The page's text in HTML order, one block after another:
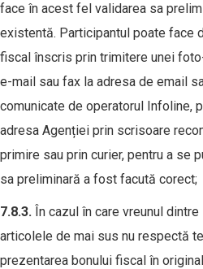
face în acest fel validarea sa
existentă. Participantul poate face
fiscal înscris prin trimitere unei
e-mail sau fax la adresa de email
comunicate de operatorul Infoline,
adresa Agenției prin scrisoare
primire sau prin curier, pentru a se
sa preliminară a fost facută corect;
7.8.3. În cazul în care vreunul
articolele de mai sus nu respectă
prezentarea bonului fiscal în